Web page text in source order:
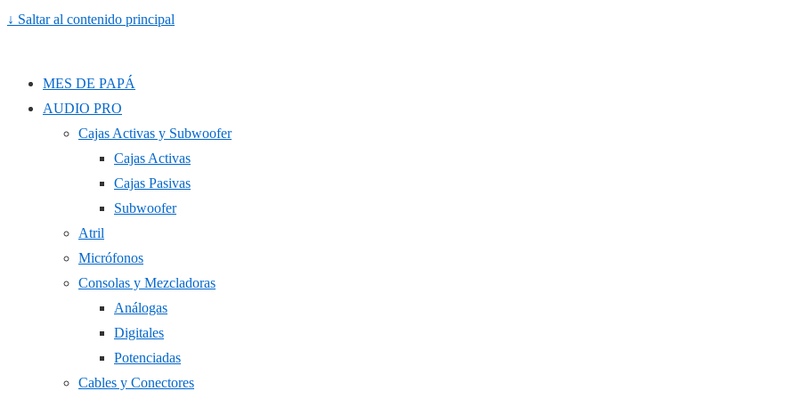
↓ Saltar al contenido principal
MES DE PAPÁ
AUDIO PRO
Cajas Activas y Subwoofer
Cajas Activas
Cajas Pasivas
Subwoofer
Atril
Micrófonos
Consolas y Mezcladoras
Análogas
Digitales
Potenciadas
Cables y Conectores